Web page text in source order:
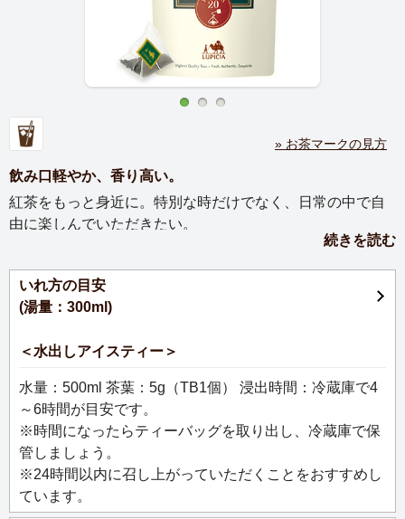
» お茶マークの見方
飲み口軽やか、香り高い。
紅茶をもっと身近に。特別な時だけでなく、日常の中で自
由に楽しんでいただきたい。
そんな思いから、ルピシアに毎日の紅茶シリーズが誕生し
ました。
どなたでも手軽に紅茶を楽しんでいただけるよう、飽きの
こないおいしさを追求しました。
でたっぷりお召し上がりいただけます。
活のあらゆるシーンにそっと寄り添い、おいしいお茶の香
りとともに癒やしの時間をお届けします。
「5151 毎日の紅茶 ダージリンブレンド」のティーバッグ
20個スタンドパック入です。
ダージリンならではの豊かな香りと気品のある味わいはそ
続きを読む
いれ方の目安
(湯量：300ml)
＜水出しアイスティー＞
水量：500ml 茶葉：5g（TB1個） 浸出時間：冷蔵庫で4
～6時間が目安です。
※時間になったらティーバッグを取り出し、冷蔵庫で保
管しましょう。
※24時間以内に召し上がっていただくことをおすすめし
ています。